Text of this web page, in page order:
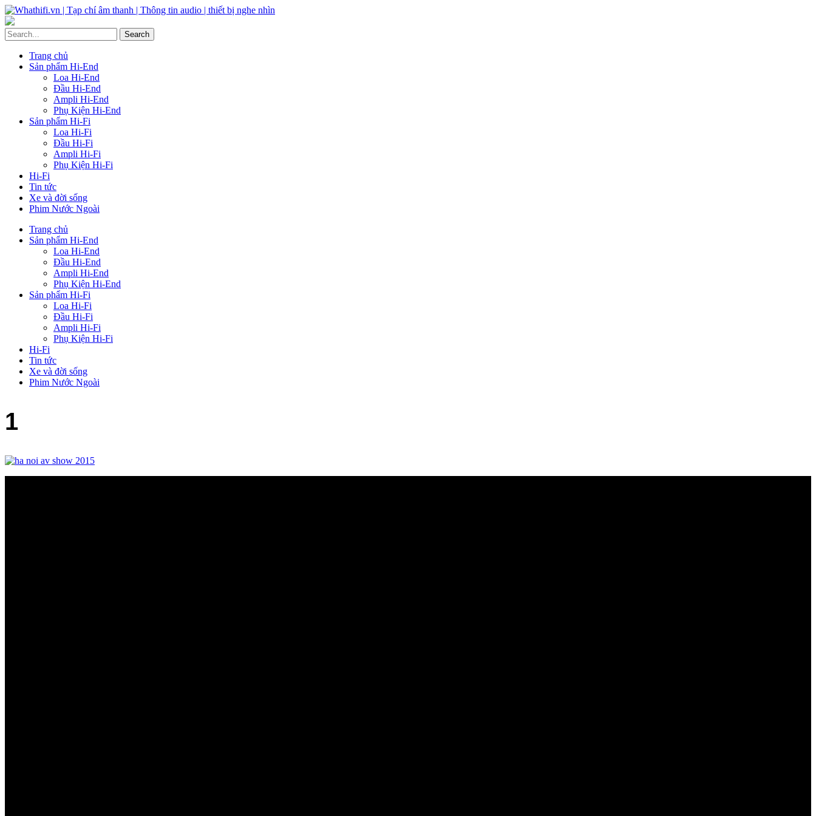
Trang chủ
Sản phẩm Hi-End
Loa Hi-End
Đầu Hi-End
Ampli Hi-End
Phụ Kiện Hi-End
Sản phẩm Hi-Fi
Loa Hi-Fi
Đầu Hi-Fi
Ampli Hi-Fi
Phụ Kiện Hi-Fi
Hi-Fi
Tin tức
Xe và đời sống
Phim Nước Ngoài
Trang chủ
Sản phẩm Hi-End
Loa Hi-End
Đầu Hi-End
Ampli Hi-End
Phụ Kiện Hi-End
Sản phẩm Hi-Fi
Loa Hi-Fi
Đầu Hi-Fi
Ampli Hi-Fi
Phụ Kiện Hi-Fi
Hi-Fi
Tin tức
Xe và đời sống
Phim Nước Ngoài
1